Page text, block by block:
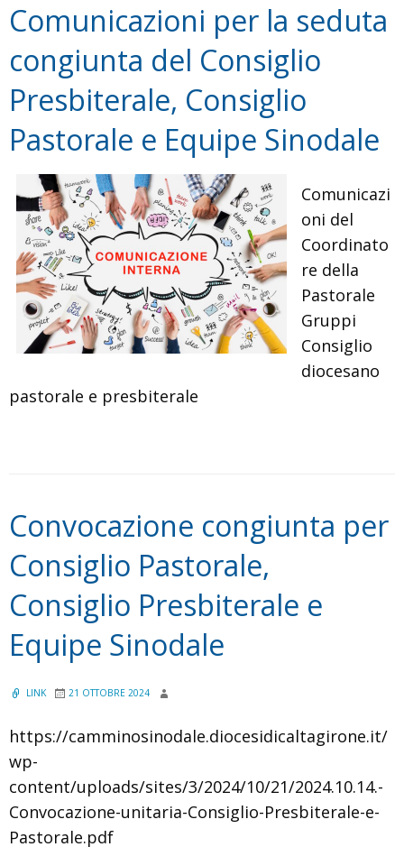
Prima
Comunicazioni per la seduta
congiunta del Consiglio
Presbiterale, Consiglio
Pastorale e Equipe Sinodale
Comunicazi
oni del
Coordinato
re della
Pastorale
Gruppi
Consiglio
diocesano
pastorale e presbiterale
Convocazione congiunta per
Consiglio Pastorale,
Consiglio Presbiterale e
Equipe Sinodale
LINK 21 OTTOBRE 2024
https://camminosinodale.diocesidicaltagirone.it/
wp-
content/uploads/sites/3/2024/10/21/2024.10.14.-
Convocazione-unitaria-Consiglio-Presbiterale-e-
Pastorale.pdf